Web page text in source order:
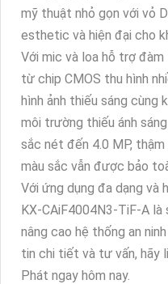
mỹ thuật nhỏ gọn với vỏ
esthetic và hiện đại cho
Với mic và loa hỗ trợ đàm
từ chip CMOS thu hình
hình ảnh thiếu sáng cùng
môi trường thiếu ánh
sắc nét đến 4.0 MP,
màu sắc vẫn được bảo
Với ứng dụng đa dạng và
KX-CAiF4004N3-TiF-A
nâng cao hệ thống an
tin chi tiết và tư vấn, hãy
Phát ngay hôm nay.